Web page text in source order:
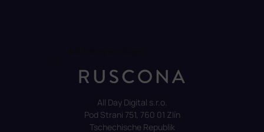
All Day Digital s.r.o.
Pod Strani 751, 760 01 Zlín
Tschechische Republik